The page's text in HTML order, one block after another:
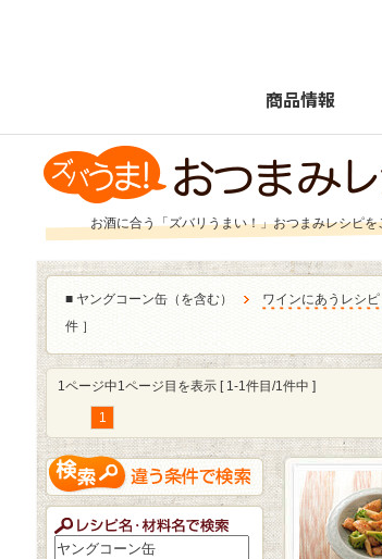
商品情報
お酒に合う「ズバリうまい！」おつまみレシピを
■ ヤングコーン缶（を含む） ワインにあうレシピ
件 ］
1ページ中1ページ目を表示 [ 1-1件目/1件中 ]
1